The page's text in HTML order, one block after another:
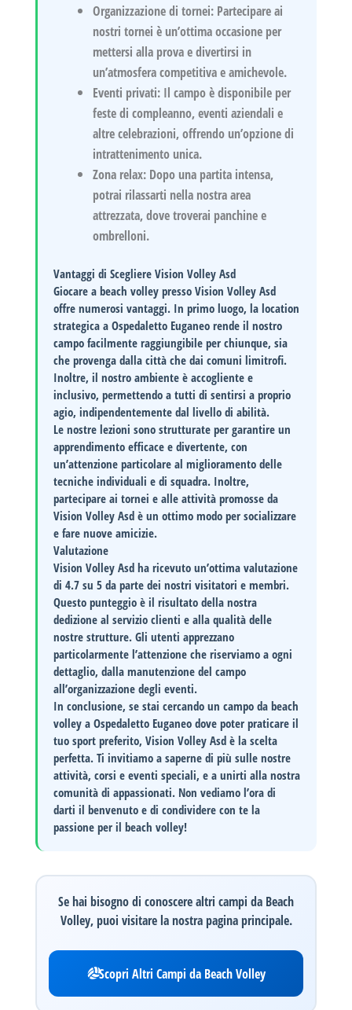
Organizzazione di tornei:Partecipare ai
nostri tornei è un’ottima occasione per
mettersi alla prova e divertirsi in
un’atmosfera competitiva e amichevole.
Eventi privati:Il campo è disponibile per
feste di compleanno, eventi aziendali e
altre celebrazioni, offrendo un’opzione di
intrattenimento unica.
Zona relax:Dopo una partita intensa,
potrai rilassarti nella nostra area
attrezzata, dove troverai panchine e
ombrelloni.
Vantaggi di Scegliere Vision Volley Asd
Giocare a beach volley pressoVision Volley Asd
offre numerosi vantaggi. In primo luogo, lalocation
strategica a Ospedaletto Euganeo rende il nostro
campo facilmente raggiungibile per chiunque, sia
che provenga dalla città che dai comuni limitrofi.
Inoltre, il nostro ambiente èaccogliente e
inclusivo, permettendo a tutti di sentirsi a proprio
agio, indipendentemente dal livello di abilità.
Le nostre lezioni sono strutturate per garantire un
apprendimento efficace e divertente, con
un’attenzione particolare al miglioramento delle
tecniche individuali e di squadra. Inoltre,
partecipare ai tornei e alle attività promosse da
Vision Volley Asd è un ottimo modo persocializzare
e fare nuove amicizie.
Valutazione
Vision Volley Asd ha ricevuto un’ottima valutazione
di4.7 su 5 da parte dei nostri visitatori e membri.
Questo punteggio è il risultato della nostra
dedizione al servizio clienti e alla qualità delle
nostre strutture. Gli utenti apprezzano
particolarmente l’attenzione che riserviamo a ogni
dettaglio, dalla manutenzione del campo
all’organizzazione degli eventi.
In conclusione, se stai cercando uncampo da beach
volley a Ospedaletto Euganeo dove poter praticare il
tuo sport preferito,Vision Volley Asd è la scelta
perfetta. Ti invitiamo asaperne di più sulle nostre
attività, corsi e eventi speciali, e a unirti alla nostra
comunità di appassionati. Non vediamo l’ora di
darti il benvenuto e di condividere con te la
passione per il beach volley!
Se hai bisogno di conoscere altri campi da Beach
Volley, puoi visitare la nostra pagina principale.
Scopri Altri Campi da Beach Volley